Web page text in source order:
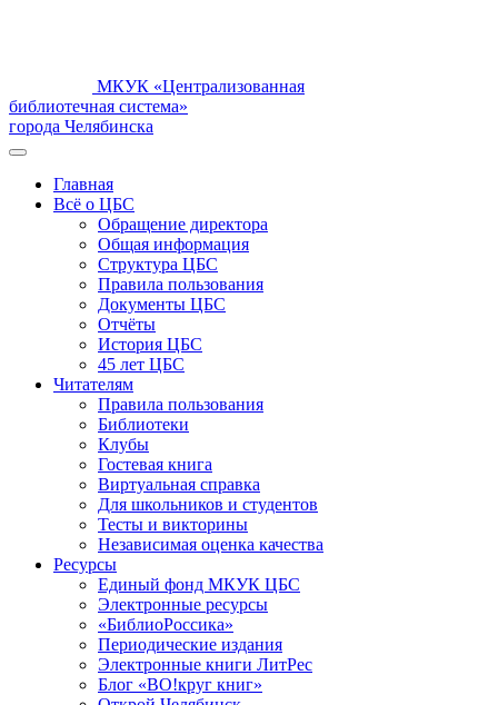
МКУК «Централизованная
библиотечная система»
города Челябинска
Главная
Всё о ЦБС
Обращение директора
Общая информация
Структура ЦБС
Правила пользования
Документы ЦБС
Отчёты
История ЦБС
45 лет ЦБС
Читателям
Правила пользования
Библиотеки
Клубы
Гостевая книга
Виртуальная справка
Для школьников и студентов
Тесты и викторины
Независимая оценка качества
Ресурсы
Единый фонд МКУК ЦБС
Электронные ресурсы
«БиблиоРоссика»
Периодические издания
Электронные книги ЛитРес
Блог «ВО!круг книг»